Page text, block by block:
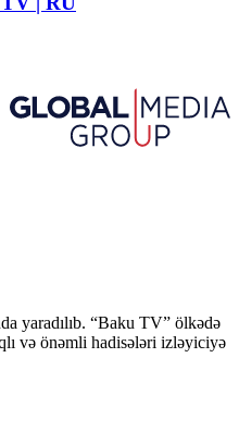
yaradılıb. “Baku TV” ölkədə
və önəmli hadisələri izləyiciyə